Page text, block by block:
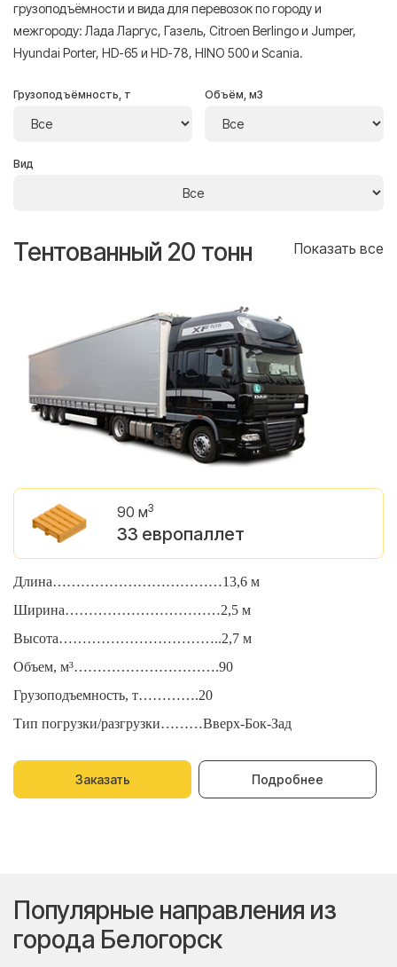
грузоподъёмности и вида для перевозок по городу и
межгороду: Лада Ларгус, Газель, Citroen Berlingo и Jumper,
Hyundai Porter, HD-65 и HD-78, HINO 500 и Scania.
Грузоподъёмность, т Объём, м3
Вид
Тентованный 20 тонн Показать все
90 м3
33 европаллет
Длина………………………………13,6 м
Ширина……………………………2,5 м
Высота……………………………..2,7 м
Объем, м³………………………….90
Грузоподъемность, т………….20
Тип погрузки/разгрузки………Вверх-Бок-Зад
Заказать Подробнее
Популярные направления из
города Белогорск